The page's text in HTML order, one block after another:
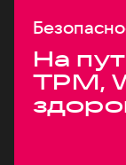
На
TPM,